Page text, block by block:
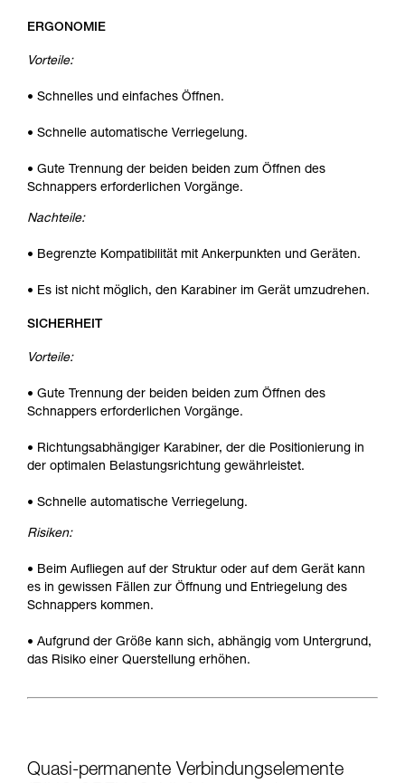
ERGONOMIE
Vorteile:
• Schnelles und einfaches Öffnen.
• Schnelle automatische Verriegelung.
• Gute Trennung der beiden beiden zum Öffnen des
Schnappers erforderlichen Vorgänge.
Nachteile:
• Begrenzte Kompatibilität mit Ankerpunkten und Geräten.
• Es ist nicht möglich, den Karabiner im Gerät umzudrehen.
SICHERHEIT
Vorteile:
• Gute Trennung der beiden beiden zum Öffnen des
Schnappers erforderlichen Vorgänge.
• Richtungsabhängiger Karabiner, der die Positionierung in
der optimalen Belastungsrichtung gewährleistet.
• Schnelle automatische Verriegelung.
Risiken:
• Beim Aufliegen auf der Struktur oder auf dem Gerät kann
es in gewissen Fällen zur Öffnung und Entriegelung des
Schnappers kommen.
• Aufgrund der Größe kann sich, abhängig vom Untergrund,
das Risiko einer Querstellung erhöhen.
Quasi-permanente Verbindungselemente